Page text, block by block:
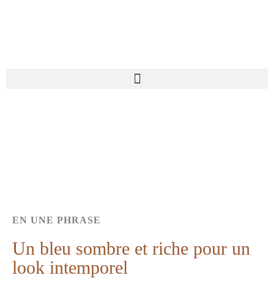
EN UNE PHRASE
Un bleu sombre et riche pour un
look intemporel